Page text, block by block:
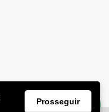
Prosseguir